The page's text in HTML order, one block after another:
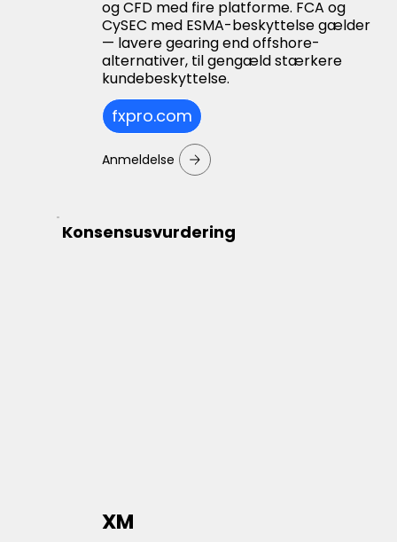
og CFD med fire platforme. FCA og
CySEC med ESMA-beskyttelse gælder
— lavere gearing end offshore-
alternativer, til gengæld stærkere
kundebeskyttelse.
fxpro.com
Anmeldelse
Konsensusvurdering
XM